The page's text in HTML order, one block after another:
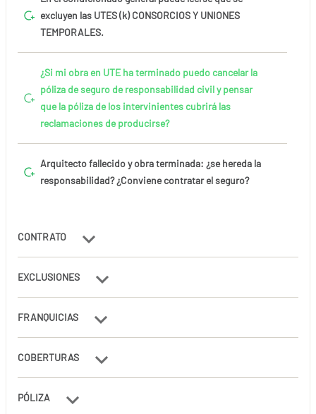
excluyen las UTES (k) CONSORCIOS Y UNIONES
TEMPORALES.
¿Si mi obra en UTE ha terminado puedo cancelar la
póliza de seguro de responsabilidad civil y pensar
que la póliza de los intervinientes cubrirá las
reclamaciones de producirse?
Arquitecto fallecido y obra terminada: ¿se hereda la
responsabilidad? ¿Conviene contratar el seguro?
CONTRATO
EXCLUSIONES
FRANQUICIAS
COBERTURAS
PÓLIZA